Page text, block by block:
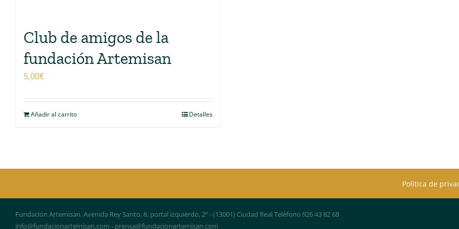
Club de amigos de la
fundación Artemisan
5,00€
Añadir al carrito Detalles
Política de
Fundación Artemisan. Avenida Rey Santo, 8, portal izquierdo, 2º - (13001) Ciudad Real Teléfono 926 43 82 68
info@fundacionartemisan.com - prensa@fundacionartemisan.com